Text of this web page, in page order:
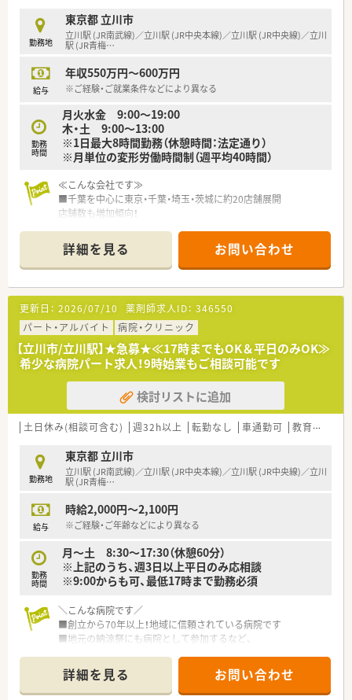
勤務地
東京都 立川市
立川駅 (JR南武線)／立川駅 (JR中央本線)／立川駅 (JR中央線)／立川
駅 (JR青梅…
給与
年収550万円～600万円
※ご経験・ご就業条件などにより異なる
勤務
時間
月火水金 9:00～19:00
木・土 9:00～13:00
※1日最大8時間勤務（休憩時間：法定通り）
※月単位の変形労働時間制（週平均40時間）
≪こんな会社です≫
■千葉を中心に東京・千葉・埼玉・茨城に約20店舗展開
店舗数も増加傾向！
病院門前で幅広い科目を経験することからクリニック門前で専
門性を高めることまで、
希望に合わせた働き方が可能です
■調剤薬局以外に医療関連事業部もあり、収益の柱があるため安
定性あります
≪研修制度について≫
20代〜新卒スタンダードコース
30代〜管理職コース/専門薬学管理コース/地域健康サポートコ
ースから選択可能。
→1年毎にコースの変更も可能です！
店舗内ゼミ（店舗によって実施、事務職向けの勉強会）
その他接遇、クレーム対応研修、管理職向けの社外研修など豊富
にございます。
得）
≪働き方について≫
暦上、お休みが少ない年も「会社カレンダー」にて
お休みの日を調整しています
■有給休暇は時間単位でも取得が可能です。
≪キャリアパス≫
→ブロック長→部長へと昇格するキャリアアップの道もござい
ます
■異動に関しては、事前に面談があり、
せん
≪こんな方にお勧め≫
詳細を見る お問い合わせ
更新日： 2026/07/10 薬剤師求人ID： 346550
パート・アルバイト
病院・クリニック
【立川市/立川駅】★急募★≪17時までもOK＆平日のみOK≫
希少な病院パート求人！9時始業もご相談可能です
検討リストに追加
土日休み(相談可含む) 週32h以上 転勤なし 車通勤可 教育制度あり
勤務地
東京都 立川市
立川駅 (JR南武線)／立川駅 (JR中央本線)／立川駅 (JR中央線)／立川
駅 (JR青梅…
給与
時給2,000円～2,100円
※ご経験・ご年齢などにより異なる
勤務
時間
月～土 8:30～17:30（休憩60分）
※上記のうち、週3日以上平日のみ応相談
※9:00からも可、最低17時まで勤務必須
＼こんな病院です／
■創立から70年以上！地域に信頼されている病院です
■地元の納涼祭にも病院として参加するなど、
■2014年に改装し、広い新病棟を開院。
綺麗な空間で快適ご勤務いただけます。
■現在の薬局長様の定年に伴い、後任の募集です！
詳細を見る お問い合わせ